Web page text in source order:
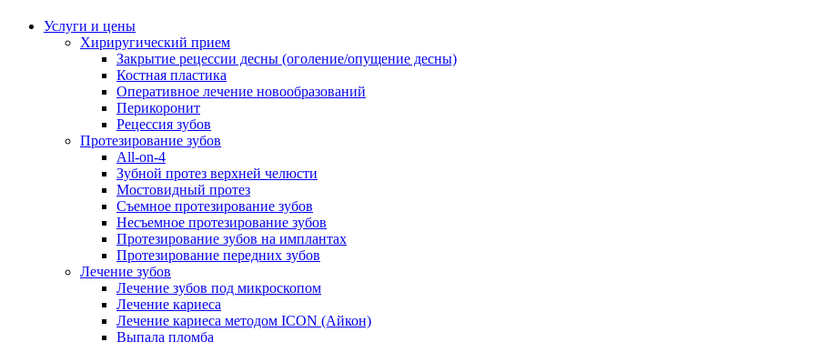
Услуги и цены
Хириругический прием
Закрытие рецессии десны (оголение/опущение десны)
Костная пластика
Оперативное лечение новообразований
Перикоронит
Рецессия зубов
Протезирование зубов
All-on-4
Зубной протез верхней челюсти
Мостовидный протез
Съемное протезирование зубов
Несъемное протезирование зубов
Протезирование зубов на имплантах
Протезирование передних зубов
Лечение зубов
Лечение зубов под микроскопом
Лечение кариеса
Лечение кариеса методом ICON (Айкон)
Выпала пломба